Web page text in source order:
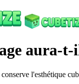
aura-t-
l'esthétique